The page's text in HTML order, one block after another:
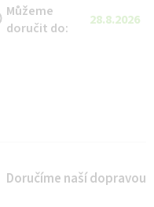
Můžeme
doručit do:
28.8.2026
Doručíme naší dopravou